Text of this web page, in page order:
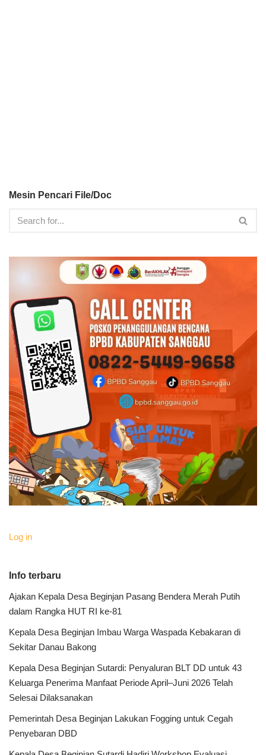
Mesin Pencari File/Doc
Log in
Info terbaru
Ajakan Kepala Desa Beginjan Pasang Bendera Merah Putih
dalam Rangka HUT RI ke-81
Kepala Desa Beginjan Imbau Warga Waspada Kebakaran di
Sekitar Danau Bakong
Kepala Desa Beginjan Sutardi: Penyaluran BLT DD untuk 43
Keluarga Penerima Manfaat Periode April–Juni 2026 Telah
Selesai Dilaksanakan
Pemerintah Desa Beginjan Lakukan Fogging untuk Cegah
Penyebaran DBD